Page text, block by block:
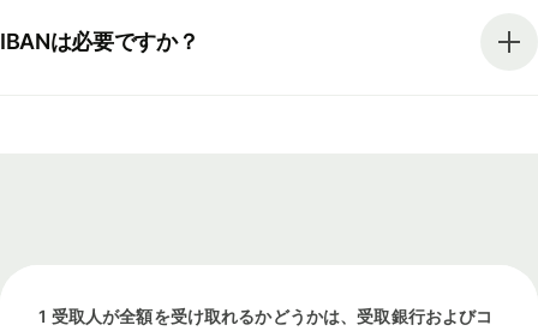
IBANは必要ですか？
1 受取人が全額を受け取れるかどうかは、受取銀行およびコ